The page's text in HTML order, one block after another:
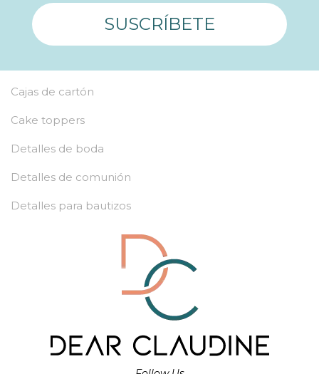
SUSCRÍBETE
Cajas de cartón
Cake toppers
Detalles de boda
Detalles de comunión
Detalles para bautizos